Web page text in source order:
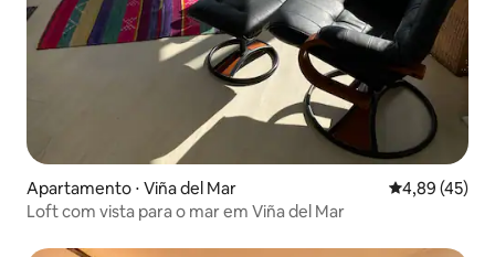
Apartamento ⋅ Viña del Mar 4,89 de uma
4,89 (45)
Loft com vista para o mar em Viña del Mar